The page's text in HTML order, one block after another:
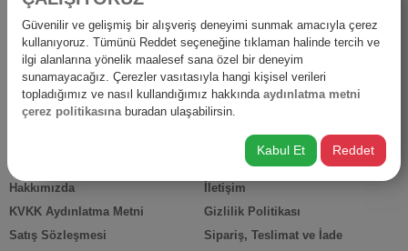
İş Yerine Özel
Oto-Yapı-Bahçe
Hediyelik Ürünler
Diğer Ürünler
İsraf
Hakkımızda
KVKK Aydınlatma Metni
Satış Sözleşmesi
İletişim
Gizlilik Politikası
Sipariş, Teslimat ve İade
Güvenilir ve gelişmiş bir alışveriş deneyimi sunmak amacıyla çerez
kullanıyoruz. Tümünü Reddet seçeneğine tıklaman halinde tercih ve
ilgi alanlarına yönelik maalesef sana özel bir deneyim
sunamayacağız. Çerezler vasıtasıyla hangi kişisel verileri
topladığımız ve nasıl kullandığımız hakkında aydınlatma metni
çerez politikasına buradan ulaşabilirsin.
Kabul Et Reddet